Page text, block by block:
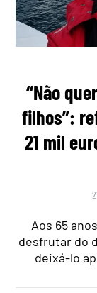
“Não
filhos”:
21 mil
Aos 65
desfrutar do
deixá-lo